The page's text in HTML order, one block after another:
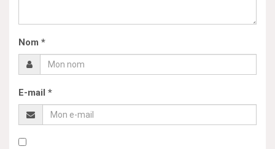
Nom *
E-mail *